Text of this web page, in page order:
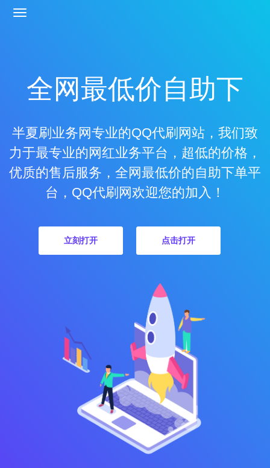
全网最低价自助下
半夏刷业务网专业的QQ代刷网站，我们致
力于最专业的网红业务平台，超低的价格，
优质的售后服务，全网最低价的自助下单平
台，QQ代刷网欢迎您的加入！
立刻打开 点击打开